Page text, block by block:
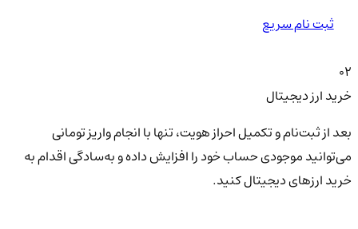
ثبت نام سریع
02
خرید ارز دیجیتال
بعد از ثبت‌نام و تکمیل احراز هویت، تنها با انجام واریز تومانی
می‌توانید موجودی حساب خود را افزایش داده و به‌سادگی اقدام به
خرید ارزهای دیجیتال کنید.